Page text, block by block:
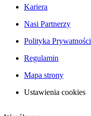
Kariera
Nasi Partnerzy
Polityka Prywatności
Regulamin
Mapa strony
Ustawienia cookies